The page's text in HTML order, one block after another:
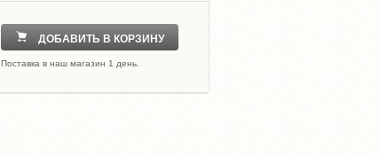
ДОБАВИТЬ В КОРЗИНУ
Поставка в наш магазин 1 день.